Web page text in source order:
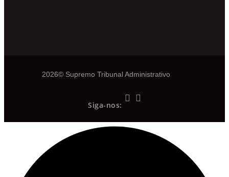
2026© Supremo Tribunal Administrativo
Siga-nos: